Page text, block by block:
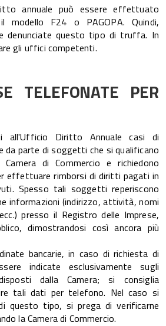
annuale può essere effettuato
modello F24 o PAGOPA. Quindi,
denunciate questo tipo di truffa. In
gli uffici competenti.
TELEFONATE PER
all'Ufficio Diritto Annuale casi di
da parte di soggetti che si qualificano
di Commercio e richiedono
effettuare rimborsi di diritti pagati in
Spesso tali soggetti reperiscono
informazioni (indirizzo, attività, nomi
presso il Registro delle Imprese,
dimostrandosi così ancora più
bancarie, in caso di richiesta di
indicate esclusivamente sugli
dalla Camera; si consiglia
tali dati per telefono. Nel caso si
questo tipo, si prega di verificarne
la Camera di Commercio.